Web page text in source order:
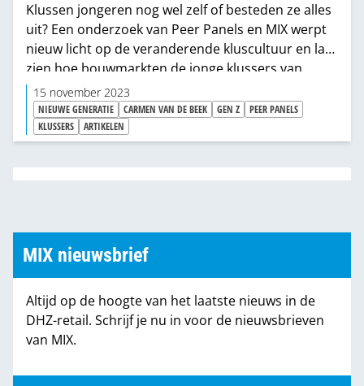
Klussen jongeren nog wel zelf of besteden ze alles
uit? Een onderzoek van Peer Panels en MIX werpt
nieuw licht op de veranderende kluscultuur en laat
zien hoe bouwmarkten de jonge klussers van
Generatie Z kunnen boeien en binden. We duiken
dieper in de resultaten van het onderzoek en het
advies aan retailketens.
15 november 2023
NIEUWE GENERATIE CARMEN VAN DE BEEK GEN Z
PEER PANELS
KLUSSERS
ARTIKELEN
MIX nieuwsbrief
Altijd op de hoogte van het laatste nieuws in de
DHZ-retail. Schrijf je nu in voor de nieuwsbrieven
van MIX.